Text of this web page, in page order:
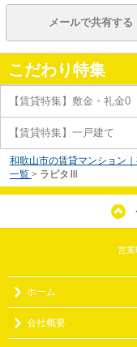
メールで共有する
こだわり特集
【賃貸特集】敷金・礼金0
【賃貸特集】一戸建て
和歌山市の賃貸マンション
一覧 > ラピタⅢ
営業
ホーム
会社概要